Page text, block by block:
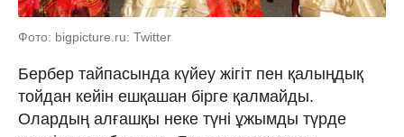
Фото: bigpicture.ru: Twitter
Бербер тайпасында күйеу жігіт пен қалыңдық
тойдан кейін ешқашан бірге қалмайды.
Олардың алғашқы неке түні ұжымды түрде